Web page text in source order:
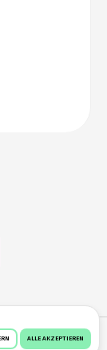
ALLE AKZEPTIEREN